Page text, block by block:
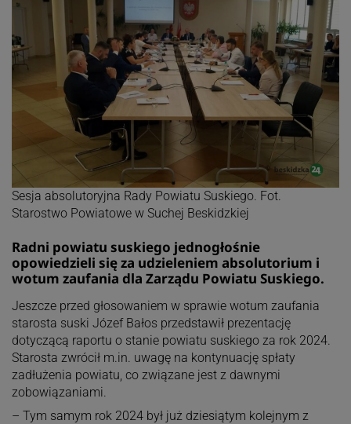
Sesja absolutoryjna Rady Powiatu Suskiego. Fot.
Starostwo Powiatowe w Suchej Beskidzkiej
Radni powiatu suskiego jednogłośnie
opowiedzieli się za udzieleniem absolutorium i
wotum zaufania dla Zarządu Powiatu Suskiego.
Jeszcze przed głosowaniem w sprawie wotum zaufania
starosta suski Józef Bałos przedstawił prezentację
dotyczącą raportu o stanie powiatu suskiego za rok 2024.
Starosta zwrócił m.in. uwagę na kontynuację spłaty
zadłużenia powiatu, co związane jest z dawnymi
zobowiązaniami.
– Tym samym rok 2024 był już dziesiątym kolejnym z